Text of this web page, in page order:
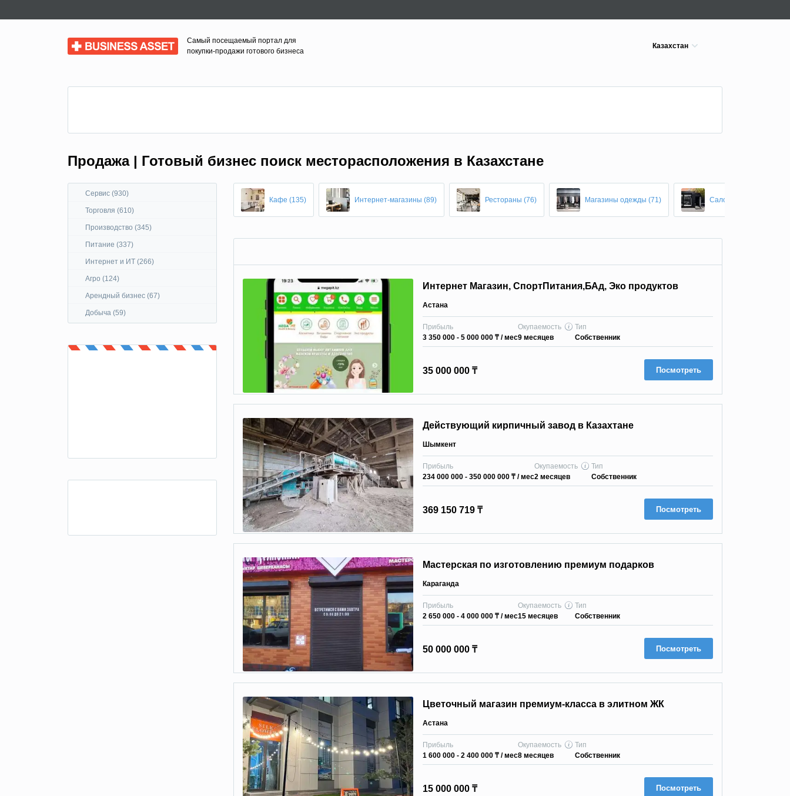
Business Asset
Самый посещаемый портал для
покупки-продажи готового бизнеса
Казахстан
Продажа | Готовый бизнес поиск месторасположения в Казахстане
Сервис (930)
Торговля (610)
Производство (345)
Питание (337)
Интернет и ИТ (266)
Агро (124)
Арендный бизнес (67)
Добыча (59)
Кафе (135) Интернет-магазины (89) Рестораны (76) Магазины одежды (71) Салоны красоты (45)
Интернет Магазин, СпортПитания,БАд, Эко продуктов
Астана
Прибыль
3 350 000 - 5 000 000 ₸/ мес
Окупаемость
9 месяцев
Тип
Собственник
35 000 000 ₸ Посмотреть
Действующий кирпичный завод в Казахтане
Шымкент
Прибыль
234 000 000 - 350 000 000 ₸/ мес
Окупаемость
2 месяцев
Тип
Собственник
369 150 719 ₸ Посмотреть
Мастерская по изготовлению премиум подарков
Караганда
Прибыль
2 650 000 - 4 000 000 ₸/ мес
Окупаемость
15 месяцев
Тип
Собственник
50 000 000 ₸ Посмотреть
Цветочный магазин премиум-класса в элитном ЖК
Астана
Прибыль
1 600 000 - 2 400 000 ₸/ мес
Окупаемость
8 месяцев
Тип
Собственник
15 000 000 ₸ Посмотреть